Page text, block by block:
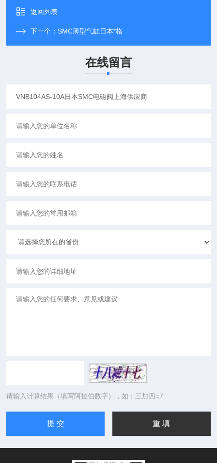
返回列表
下一个：SMC薄型气缸日本*格
在线留言
请输入计算结果（填写阿拉伯数字），如：三加四=7